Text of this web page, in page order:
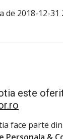
2018-12-31
este
face parte